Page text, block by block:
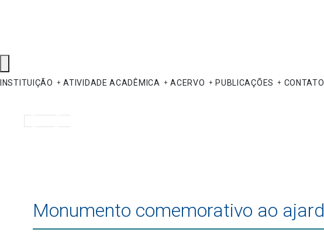
INSTITUIÇÃO ATIVIDADE ACADÊMICA ACERVO PUBLICAÇÕES CONTATO
Monumento comemorativo ao